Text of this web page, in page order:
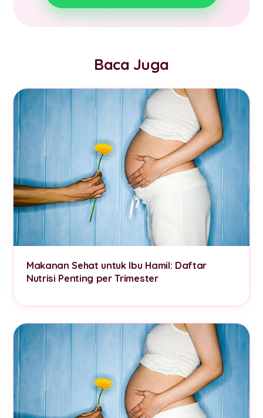
Baca Juga
Makanan Sehat untuk Ibu Hamil: Daftar
Nutrisi Penting per Trimester